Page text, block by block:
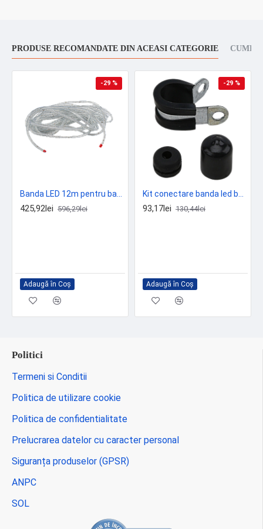
PRODUSE RECOMANDATE DIN ACEASI CATEGORIE
-29 %
425,92lei 596,29lei
Adaugă în Coş
-29 %
93,17lei 130,44lei
Adaugă în Coş
Politici
Termeni si Conditii
Politica de utilizare cookie
Politica de confidentialitate
Prelucrarea datelor cu caracter personal
Siguranța produselor (GPSR)
ANPC
SOL